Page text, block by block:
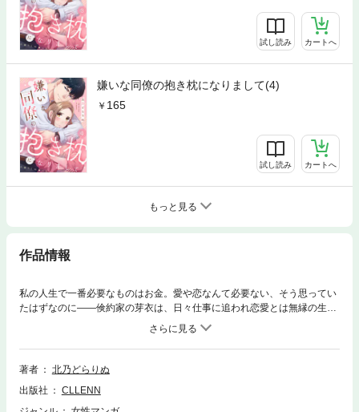
試し読み カートへ
嫌いな同僚の抱き枕になりまして(4)
165
試し読み カートへ
もっと見る
作品情報
私の人生で一番必要なものはお金。愛や恋なんて必要ない、そう思ってい
たはずなのに――倹約家の芽衣は、日々仕事に追われ恋愛とは無縁の生活
を送っていた。そんなある日、自宅アパートがなんと全焼してしまう。 途
方に暮れていた芽衣に声をかけてきたのは、日頃から何かとぶつかってく
る苦手な同僚・紗川だった！ 「うちに来れば？」ぶっきらぼうだけど、優
しい彼の言葉に気付いたら身体をあずけていて…嫌いだったはずなのに、
たりが紡ぐ同居ラブストーリー。
著者
北乃どらりぬ
出版社
CLLENN